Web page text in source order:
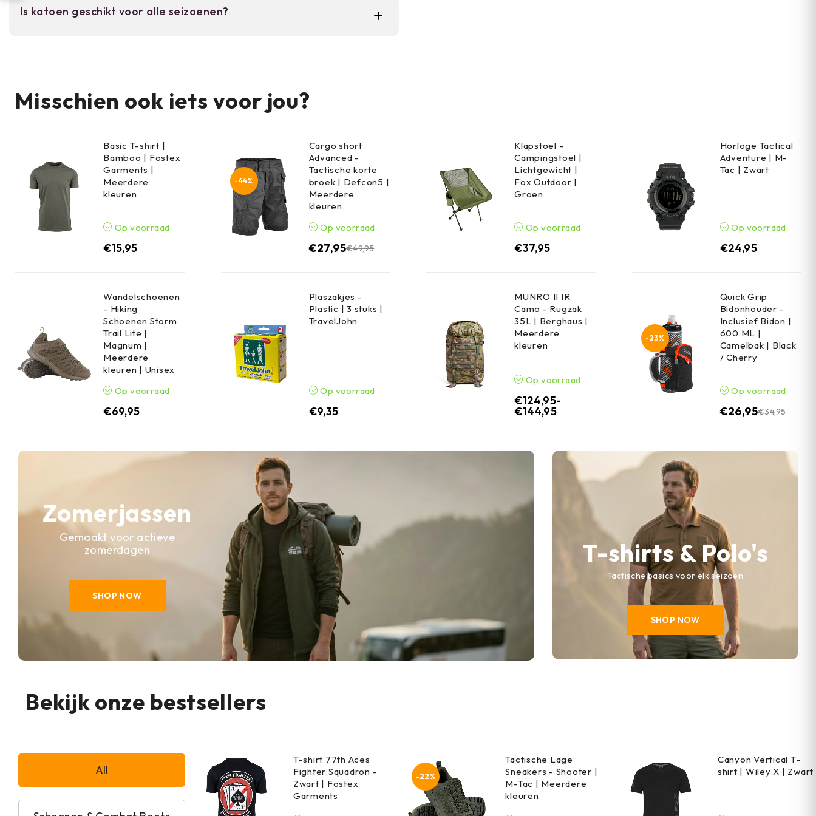
helmen. Het vormt geen buik onder de kinband.
Is katoen geschikt voor alle seizoenen?
Misschien ook iets voor jou?
Basic T-shirt |
Bamboo | Fostex
Garments |
Meerdere
kleuren
Op voorraad
€15,95
-44%
Cargo short
Advanced -
Tactische korte
broek | Defcon5 |
Meerdere
kleuren
Op voorraad
€49,95
€27,95
Klapstoel -
Campingstoel |
Lichtgewicht |
Fox Outdoor |
Groen
Op voorraad
€37,95
Horloge Tactical
Adventure | M-
Tac | Zwart
Op voorraad
€24,95
Wandelschoenen
- Hiking
Schoenen Storm
Trail Lite |
Magnum |
Meerdere
kleuren | Unisex
Op voorraad
€69,95
Plaszakjes -
Plastic | 3 stuks |
TravelJohn
Op voorraad
€9,35
MUNRO II IR
Camo - Rugzak
35L | Berghaus |
Meerdere
kleuren
Op voorraad
€124,95-
€144,95
-23%
Quick Grip
Bidonhouder -
Inclusief Bidon |
600 ML |
Camelbak | Black
/ Cherry
Op voorraad
€34,95
€26,95
Zomerjassen
Gemaakt voor actieve
zomerdagen
SHOP NOW
T-shirts & Polo's
Tactische basics voor elk seizoen
SHOP NOW
Bekijk onze bestsellers
All
T-shirt 77th Aces
Fighter Squadron -
Zwart | Fostex
Garments
-22%
Tactische Lage
Sneakers - Shooter |
M-Tac | Meerdere
kleuren
Canyon Vertical T-
shirt | Wiley X | Zwart